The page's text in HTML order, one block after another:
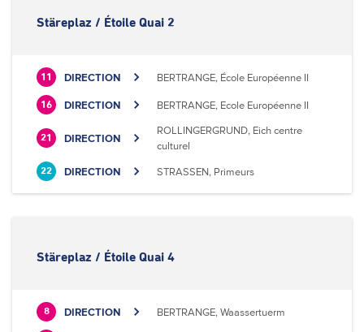
Stäreplaz / Étoile Quai 2
11 DIRECTION BERTRANGE, École Européenne II
16 DIRECTION BERTRANGE, Ecole Européenne II
21 DIRECTION
ROLLINGERGRUND, Eich centre
culturel
22 DIRECTION STRASSEN, Primeurs
Stäreplaz / Étoile Quai 4
8 DIRECTION BERTRANGE, Waassertuerm